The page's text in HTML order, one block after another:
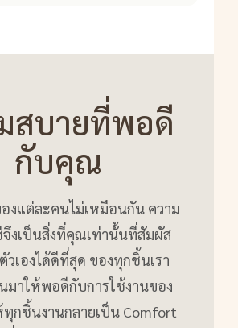
สบายที่พอดี
กับคุณ
งแต่ละคนไม่เหมือนกัน ความ
งเป็นสิ่งที่คุณเท่านั้นที่สัมผัส
เองได้ดีที่สุด ของทุกชิ้นเรา
มาให้พอดีกับการใช้งานของ
กชิ้นงานกลายเป็น Comfort